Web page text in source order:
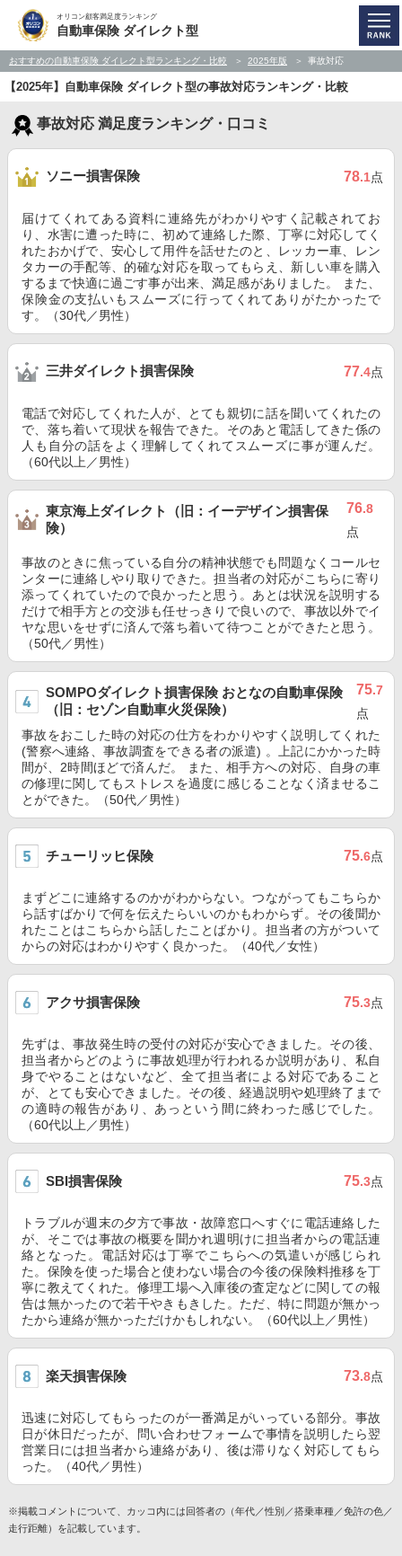
オリコン顧客満足度ランキング
自動車保険 ダイレクト型
おすすめの自動車保険 ダイレクト型ランキング・比較 2025年版 事故対応
【2025年】自動車保険 ダイレクト型の事故対応ランキング・比較
事故対応 満足度ランキング・口コミ
ソニー損害保険 78.1点
届けてくれてある資料に連絡先がわかりやすく記載されてお
り、水害に遭った時に、初めて連絡した際、丁寧に対応してく
れたおかげで、安心して用件を話せたのと、レッカー車、レン
タカーの手配等、的確な対応を取ってもらえ、新しい車を購入
するまで快適に過ごす事が出来、満足感がありました。 また、
保険金の支払いもスムーズに行ってくれてありがたかったで
す。（30代／男性）
三井ダイレクト損害保険 77.4点
電話で対応してくれた人が、とても親切に話を聞いてくれたの
で、落ち着いて現状を報告できた。そのあと電話してきた係の
人も自分の話をよく理解してくれてスムーズに事が運んだ。
（60代以上／男性）
東京海上ダイレクト（旧：イーデザイン損害保
険）
76.8
点
事故のときに焦っている自分の精神状態でも問題なくコールセ
ンターに連絡しやり取りできた。担当者の対応がこちらに寄り
添ってくれていたので良かったと思う。あとは状況を説明する
だけで相手方との交渉も任せっきりで良いので、事故以外でイ
ヤな思いをせずに済んで落ち着いて待つことができたと思う。
（50代／男性）
SOMPOダイレクト損害保険 おとなの自動車保険
（旧：セゾン自動車火災保険）
75.7
点
事故をおこした時の対応の仕方をわかりやすく説明してくれた
(警察へ連絡、事故調査をできる者の派遣) 。上記にかかった時
間が、2時間ほどで済んだ。 また、相手方への対応、自身の車
の修理に関してもストレスを過度に感じることなく済ませるこ
とができた。（50代／男性）
チューリッヒ保険 75.6点
まずどこに連絡するのかがわからない。つながってもこちらか
ら話すばかりで何を伝えたらいいのかもわからず。その後聞か
れたことはこちらから話したことばかり。担当者の方がついて
からの対応はわかりやすく良かった。（40代／女性）
アクサ損害保険 75.3点
先ずは、事故発生時の受付の対応が安心できました。その後、
担当者からどのように事故処理が行われるか説明があり、私自
身でやることはないなど、全て担当者による対応であること
が、とても安心できました。その後、経過説明や処理終了まで
の適時の報告があり、あっという間に終わった感じでした。
（60代以上／男性）
SBI損害保険 75.3点
トラブルが週末の夕方で事故・故障窓口へすぐに電話連絡した
が、そこでは事故の概要を聞かれ週明けに担当者からの電話連
絡となった。電話対応は丁寧でこちらへの気遣いが感じられ
た。保険を使った場合と使わない場合の今後の保険料推移を丁
寧に教えてくれた。修理工場へ入庫後の査定などに関しての報
告は無かったので若干やきもきした。ただ、特に問題が無かっ
たから連絡が無かっただけかもしれない。（60代以上／男性）
楽天損害保険 73.8点
迅速に対応してもらったのが一番満足がいっている部分。事故
日が休日だったが、問い合わせフォームで事情を説明したら翌
営業日には担当者から連絡があり、後は滞りなく対応してもら
った。（40代／男性）
※掲載コメントについて、カッコ内には回答者の（年代／性別／搭乗車種／免許の色／
走行距離）を記載しています。